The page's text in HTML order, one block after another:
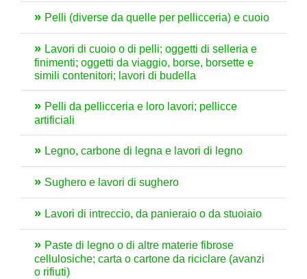
Pelli (diverse da quelle per pellicceria) e cuoio
Lavori di cuoio o di pelli; oggetti di selleria e
finimenti; oggetti da viaggio, borse, borsette e
simili contenitori; lavori di budella
Pelli da pellicceria e loro lavori; pellicce
artificiali
Legno, carbone di legna e lavori di legno
Sughero e lavori di sughero
Lavori di intreccio, da panieraio o da stuoiaio
Paste di legno o di altre materie fibrose
cellulosiche; carta o cartone da riciclare (avanzi
o rifiuti)